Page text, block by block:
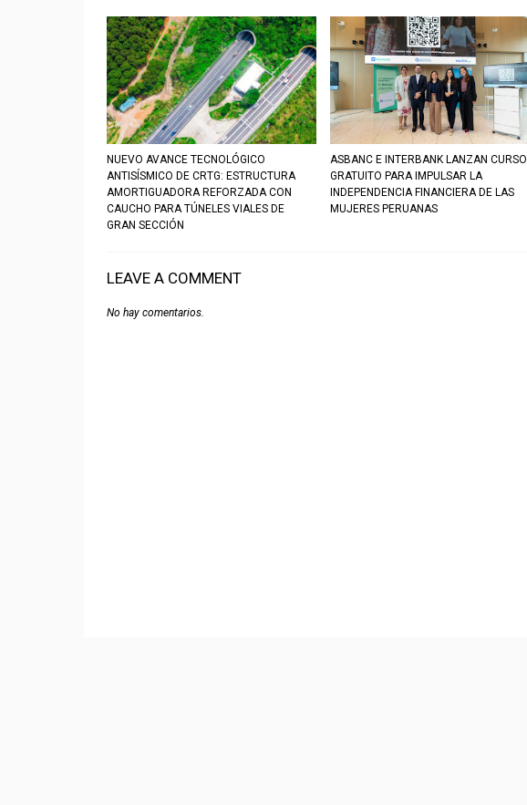
NUEVO AVANCE TECNOLÓGICO
ANTISÍSMICO DE CRTG: ESTRUCTURA
AMORTIGUADORA REFORZADA CON
CAUCHO PARA TÚNELES VIALES DE
GRAN SECCIÓN
ASBANC E INTERBANK LANZAN CURSO
GRATUITO PARA IMPULSAR LA
INDEPENDENCIA FINANCIERA DE LAS
MUJERES PERUANAS
LEAVE A COMMENT
No hay comentarios.